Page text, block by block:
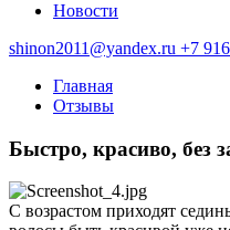
Новости
shinon2011@yandex.ru +7
Главная
Отзывы
Быстро, красиво, без
С возрастом приходят